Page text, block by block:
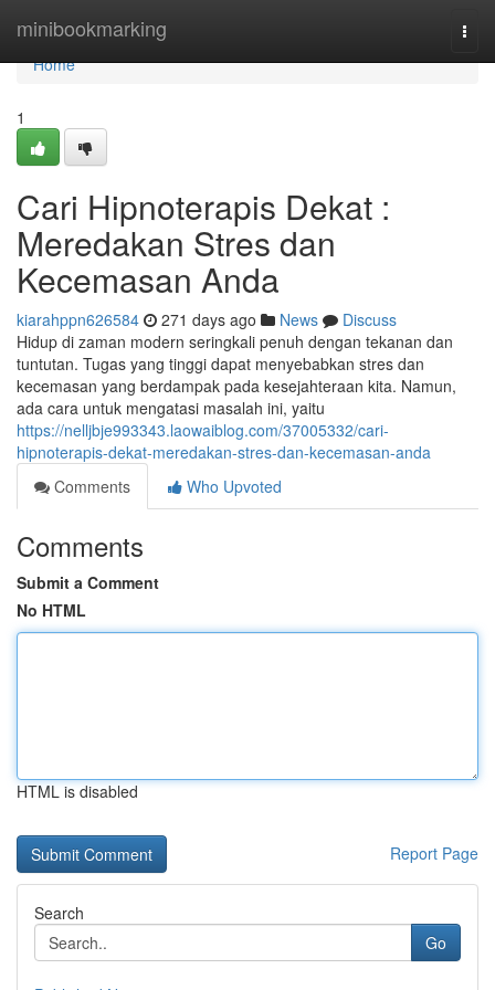
minibookmarking
Home
Home
1
Cari Hipnoterapis Dekat :
Meredakan Stres dan
Kecemasan Anda
kiarahppn626584 271 days ago News
Discuss
Hidup di zaman modern seringkali penuh dengan tekanan dan
tuntutan. Tugas yang tinggi dapat menyebabkan stres dan
kecemasan yang berdampak pada kesejahteraan kita. Namun,
ada cara untuk mengatasi masalah ini, yaitu
https://nelljbje993343.laowaiblog.com/37005332/cari-
hipnoterapis-dekat-meredakan-stres-dan-kecemasan-anda
Comments
Who Upvoted
Comments
Submit a Comment
No HTML
HTML is disabled
Report Page
Search
Go